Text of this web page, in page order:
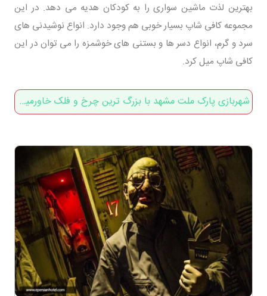
بهترین لذت ماشین سواری را به کودکان هدیه می دهد. در این
مجموعه کافی شاپ بسیار خوبی هم وجود دارد. انواع نوشیدنی های
سرد و گرم، انواع دسر ها و بستنی های خوشمزه را می توان در این
کافی شاپ میل کرد.
شهربازی پارک ملت مشهد با بزرگ ترین چرخ و فلک خاورمیانه